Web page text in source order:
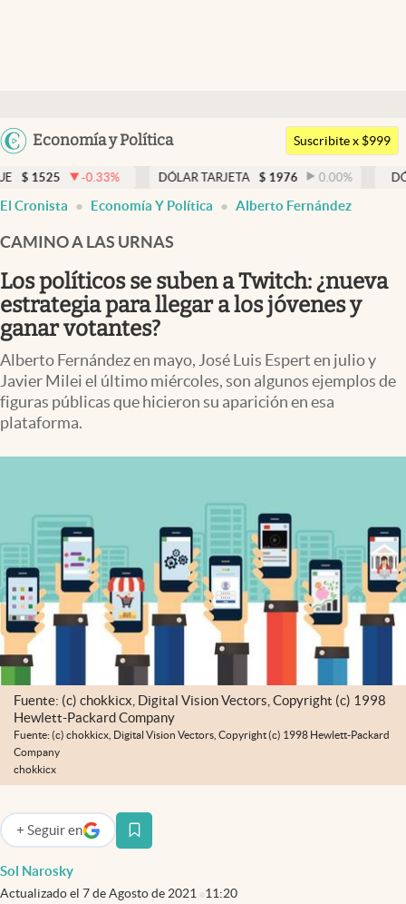
Argentina
Uruguay
Economía y Política
Members
Economía y Política
Finanzas y Mercados
Mercados Online
Negocios
Columnistas
Apertura
Infotechnology
Mundial 2026
Eventos Corporativos
El Cronista Studio
Mediakit
abre en nueva pestaña
Suscribite x $999
-0.33% DÓLAR TARJETA $ 1976 0.00% DÓLAR MEP
El Cronista Economía Y Política Alberto Fernández
CAMINO A LAS URNAS
Los políticos se suben a Twitch: ¿nueva
estrategia para llegar a los jóvenes y
ganar votantes?
Alberto Fernández en mayo, José Luis Espert en julio y
Javier Milei el último miércoles, son algunos ejemplos de
figuras públicas que hicieron su aparición en esa
plataforma.
Fuente: (c) chokkicx, Digital Vision Vectors, Copyright (c) 1998
Hewlett-Packard Company
Fuente: (c) chokkicx, Digital Vision Vectors, Copyright (c) 1998 Hewlett-Packard
Company
chokkicx
Sol Narosky
Actualizado el 7 de Agosto de 2021 11:20
+ Seguir en
abre en nueva pestaña